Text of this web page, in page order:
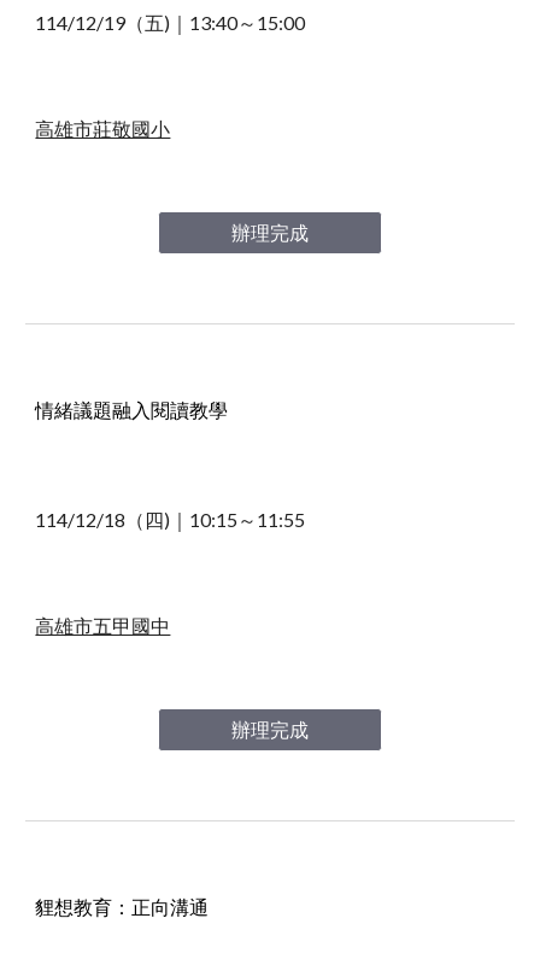
114/12/19（五)｜13:40～15:00
高雄市莊敬國小
辦理完成
情緒議題融入閱讀教學
114/12/18（四)｜10:15～11:55
高雄市五甲國中
辦理完成
貍想教育：正向溝通